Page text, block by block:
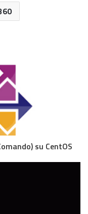
su CentOS